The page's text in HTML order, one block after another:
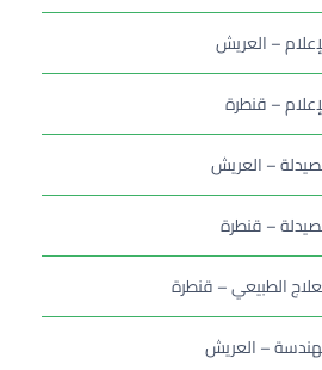
– العريش
– قنطرة
– العريش
– قنطرة
الطبيعي – قنطرة
– العريش